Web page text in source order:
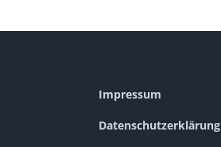
Impressum
Datenschutzerklärung